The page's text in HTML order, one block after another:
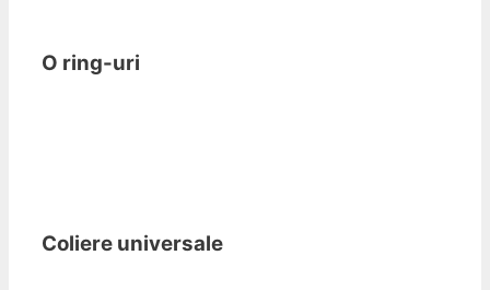
O ring-uri
Coliere universale